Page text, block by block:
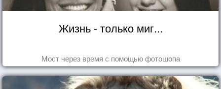
Жизнь - только миг...
Мост через время с помощью фотошопа